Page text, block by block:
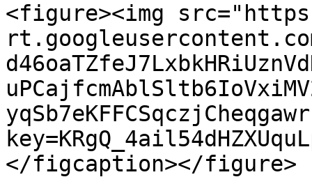
<figure><img
</figcaption></figure>